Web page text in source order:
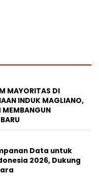
MAYORITAS DI
INDUK MAGLIANO,
MEMBANGUN
Data untuk
2026, Dukung